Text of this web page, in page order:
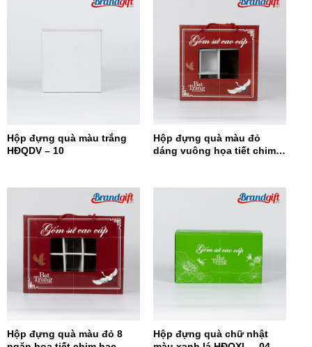
Hộp đựng quà màu trắng
HĐQDV – 10
Hộp đựng quà màu đỏ
dáng vuông họa tiết chim
Hộp đựng quà màu đỏ 8
Hộp đựng quà chữ nhật